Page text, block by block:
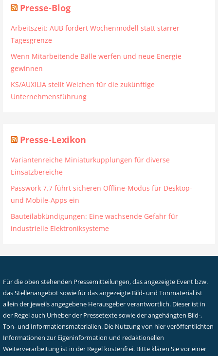
Presse-Blog
Arbeitszeit: AUB fordert Wochenmodell statt starrer
Tagesgrenze
Wenn Mitarbeitende Bälle werfen und neue Energie
gewinnen
KS/AUXILIA stellt Weichen für die zukünftige
Unternehmensführung
Presse-Lexikon
Variantenreiche Miniaturkupplungen für diverse
Einsatzbereiche
Passwork 7.7 führt sicheren Offline-Modus für Desktop-
und Mobile-Apps ein
Bauteilabkündigungen: Eine wachsende Gefahr für
industrielle Elektroniksysteme
Für die oben stehenden Pressemitteilungen, das angezeigte Event bzw.
das Stellenangebot sowie für das angezeigte Bild- und Tonmaterial ist
allein der jeweils angegebene Herausgeber verantwortlich. Dieser ist in
der Regel auch Urheber der Pressetexte sowie der angehängten Bild-,
Ton- und Informationsmaterialien. Die Nutzung von hier veröffentlichten
Informationen zur Eigeninformation und redaktionellen
Weiterverarbeitung ist in der Regel kostenfrei. Bitte klären Sie vor einer